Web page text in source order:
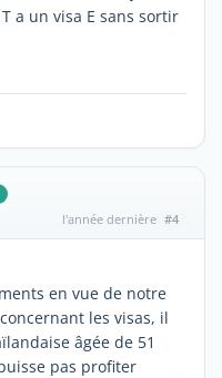
a un visa E sans sortir
l'année dernière #4
en vue de notre
les visas, il
âgée de 51
pas profiter